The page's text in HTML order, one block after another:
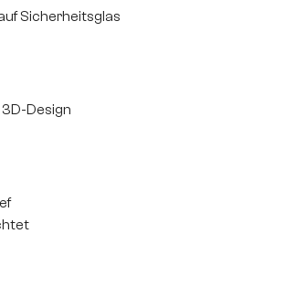
Sicherheitsglas
Design